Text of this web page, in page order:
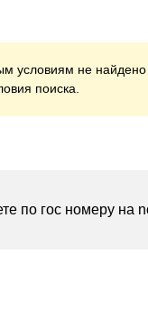
условиям не найдено
поиска.
по гос номеру на